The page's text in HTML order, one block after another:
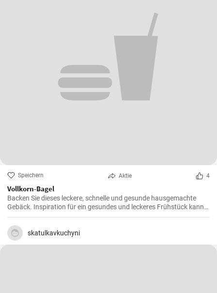
Speichern Aktie 4
Vollkorn-Bagel
Backen Sie dieses leckere, schnelle und gesunde hausgemachte
Gebäck. Inspiration für ein gesundes und leckeres Frühstück kann
man nie genug haben.
skatulkavkuchyni